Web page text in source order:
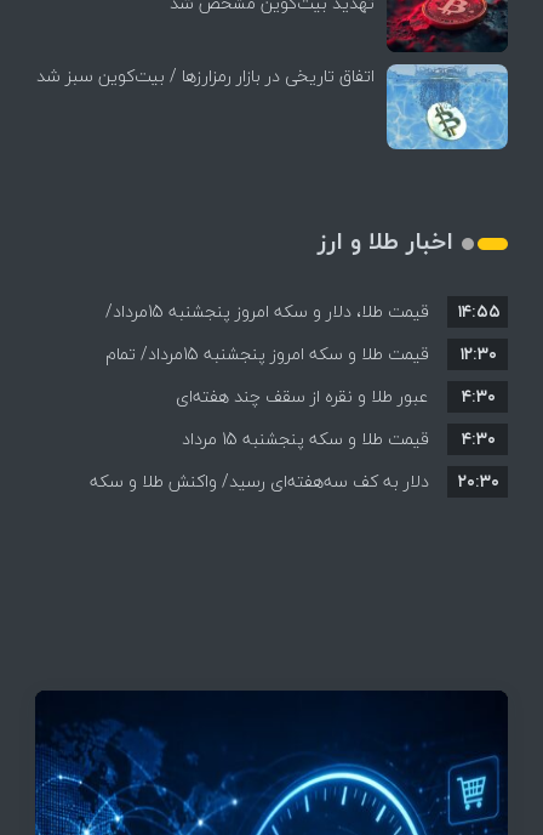
اتفاق تاریخی در بازار رمزارزها / بیت‌کوین سبز شد
اخبار طلا و ارز
قیمت طلا، دلار و سکه امروز پنجشنبه 15مرداد/
افزایش قیمت ها + جدول
۱۴:۵۵
قیمت طلا و سکه امروز پنجشنبه 15مرداد/ تمام
قیمت ها بر مدار افزایش + جدول
۱۲:۳۰
عبور طلا و نقره از سقف چند هفته‌ای
۴:۳۰
قیمت طلا و سکه پنجشنبه 15 مرداد
۴:۳۰
دلار به کف سه‌هفته‌ای رسید/ واکنش طلا و سکه
۲۰:۳۰